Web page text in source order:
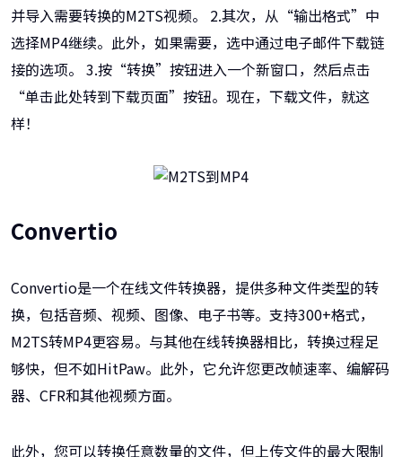
并导入需要转换的M2TS视频。 2.其次，从“输出格式”中
选择MP4继续。此外，如果需要，选中通过电子邮件下载链
接的选项。 3.按“转换”按钮进入一个新窗口，然后点击
“单击此处转到下载页面”按钮。现在，下载文件，就这
样！
Convertio
Convertio是一个在线文件转换器，提供多种文件类型的转
换，包括音频、视频、图像、电子书等。支持300+格式，
M2TS转MP4更容易。与其他在线转换器相比，转换过程足
够快，但不如HitPaw。此外，它允许您更改帧速率、编解码
器、CFR和其他视频方面。
此外，您可以转换任意数量的文件，但上传文件的最大限制